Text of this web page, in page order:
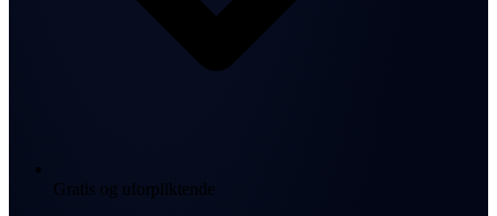
Gratis og uforpliktende